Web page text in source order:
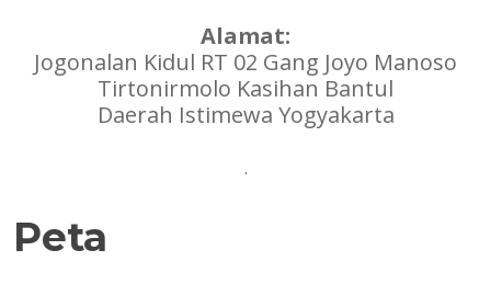
Alamat:
Jogonalan Kidul RT 02 Gang Joyo Manoso
Tirtonirmolo Kasihan Bantul
Daerah Istimewa Yogyakarta
.
Peta